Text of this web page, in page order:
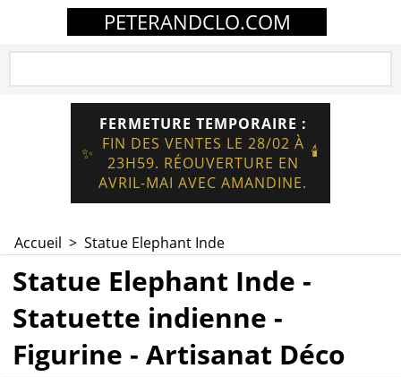
PETERANDCLO.COM
✨
FERMETURE TEMPORAIRE :
FIN DES VENTES LE 28/02 À
23H59. RÉOUVERTURE EN
AVRIL-MAI AVEC AMANDINE.
🕯️
Accueil > Statue Elephant Inde
Statue Elephant Inde -
Statuette indienne -
Figurine - Artisanat Déco